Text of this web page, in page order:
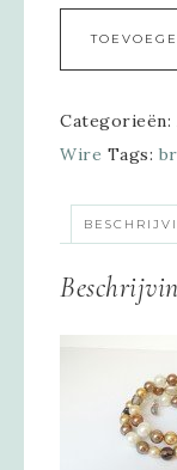
Categorieën:
Wire Tags: